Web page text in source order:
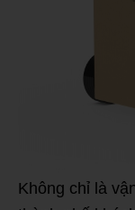
Không chỉ là